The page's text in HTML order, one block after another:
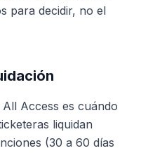
para decidir, no el
Access es cuándo
liquidan
(30 a 60 días